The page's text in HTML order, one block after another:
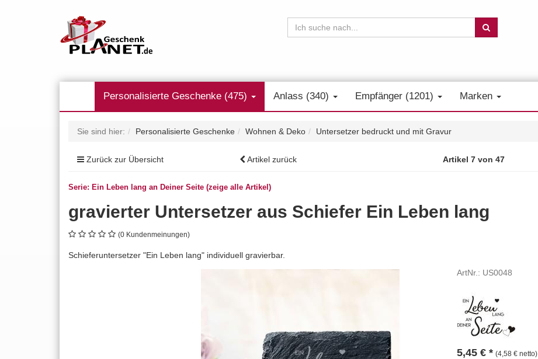
Personalisierte Geschenke (475) Anlass (340) Empfänger (1201) Marken
Sie sind hier: Personalisierte Geschenke Wohnen & Deko Untersetzer bedruckt und mit Gravur
Zurück zur Übersicht Artikel zurück Artikel 7 von 47
Serie: Ein Leben lang an Deiner Seite (zeige alle Artikel)
gravierter Untersetzer aus Schiefer Ein Leben lang
(0 Kundenmeinungen)
Schieferuntersetzer "Ein Leben lang" individuell gravierbar.
ArtNr.: US0048
5,45 € * (4,58 € netto)